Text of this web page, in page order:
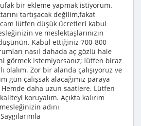
bir ekleme yapmak istiyorum.
tartışacak değilim,fakat
lütfen düşük ücretleri kabul
ve meslektaşlarınızın
Kabul ettiğiniz 700-800
nasıl dahada aç gözlü hale
görmek istemiyorsanız; lütfen biraz
olalım. Zor bir alanda çalışıyoruz ve
gün çalışsak alacağımız paraya
Hemde daha uzun saatlere. Lütfen
koruyalım. Açıkta kalırım
adını